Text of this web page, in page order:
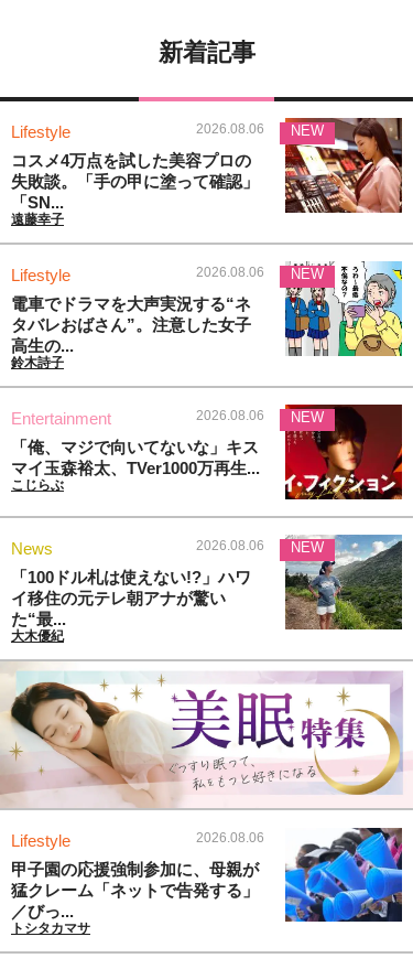
新着記事
Lifestyle 2026.08.06
コスメ4万点を試した美容プロの
失敗談。「手の甲に塗って確認」
「SN...
遠藤幸子
NEW
Lifestyle 2026.08.06
電車でドラマを大声実況する“ネ
タバレおばさん”。注意した女子
高生の...
鈴木詩子
NEW
Entertainment 2026.08.06
「俺、マジで向いてないな」キス
マイ玉森裕太、TVer1000万再生...
こじらぶ
NEW
News 2026.08.06
「100ドル札は使えない!?」ハワ
イ移住の元テレ朝アナが驚い
た“最...
大木優紀
NEW
Lifestyle 2026.08.06
甲子園の応援強制参加に、母親が
猛クレーム「ネットで告発する」
／びっ...
トシタカマサ